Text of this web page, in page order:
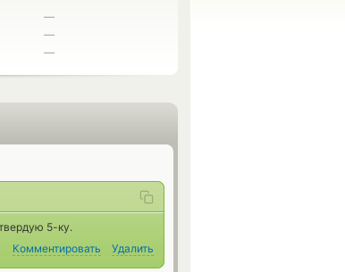
—
—
—
5-ку.
Комментировать
Удалить